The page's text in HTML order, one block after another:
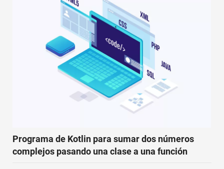
Programa de Kotlin para sumar dos números
complejos pasando una clase a una función